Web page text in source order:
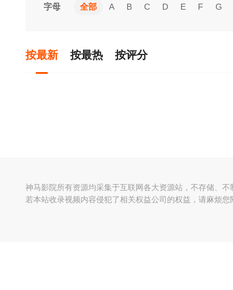
字母 全部 A B C D E F G
按最新 按最热 按评分
神马影院所有资源均采集于互联网各大资源站，不存储、
若本站收录视频内容侵犯了相关权益公司的权益，请麻烦